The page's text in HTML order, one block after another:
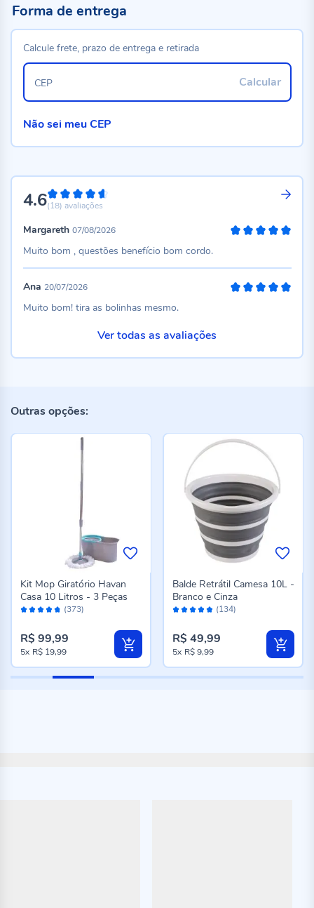
4.692%
(18) avaliações
Margareth 07/08/2026
Muito bom , questões benefício bom cordo.
Ana 20/07/2026
Muito bom! tira as bolinhas mesmo.
Ver todas as avaliações
Forma de entrega
Calcule frete, prazo de entrega e retirada
Calcular
CEP
Não sei meu CEP
Outras opções:
Avaliação: (373)
Kit Mop Giratório Havan
Casa 10 Litros - 3 Peças
R$ 99,99
5x R$ 19,99
Avaliação: (134)
Balde Retrátil Camesa 10L -
Branco e Cinza
R$ 49,99
5x R$ 9,99